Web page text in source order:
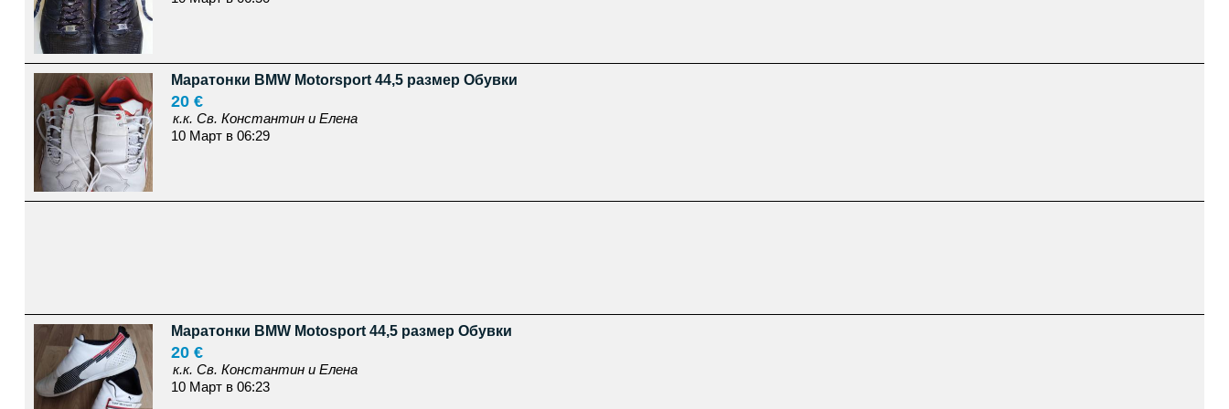
Маратонки BMW Motorsport 44,5 размер Обувки
20 €
к.к. Св. Константин и Елена
10 Март в 06:29
Маратонки BMW Motosport 44,5 размер Обувки
20 €
к.к. Св. Константин и Елена
10 Март в 06:23